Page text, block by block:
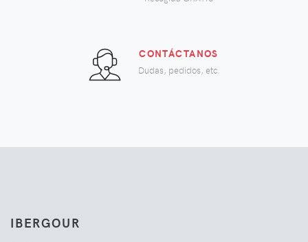
CONTÁCTANOS
Dudas, pedidos, etc.
IBERGOUR